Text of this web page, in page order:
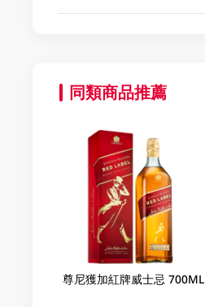
同類商品推薦
尊尼獲加紅牌威士忌 700ML